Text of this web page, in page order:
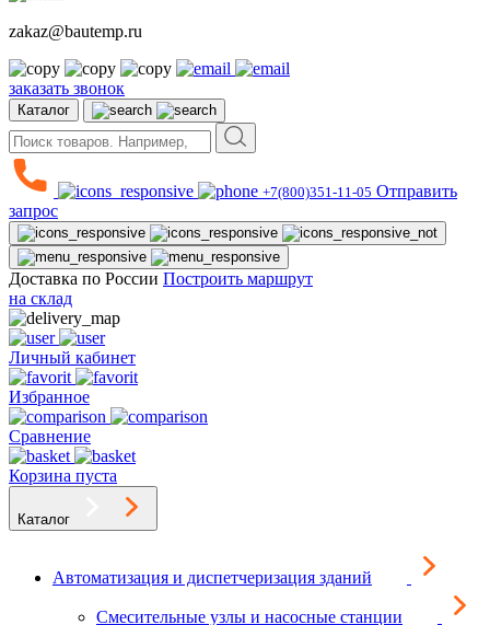
zakaz@bautemp.ru
заказать звонок
Каталог
+7(800)351-11-05 Отправить
запрос
Доставка по России Построить маршрут
на склад
Личный кабинет
Избранное
Сравнение
Корзина пуста
Каталог
Автоматизация и диспетчеризация зданий
Смесительные узлы и насосные станции